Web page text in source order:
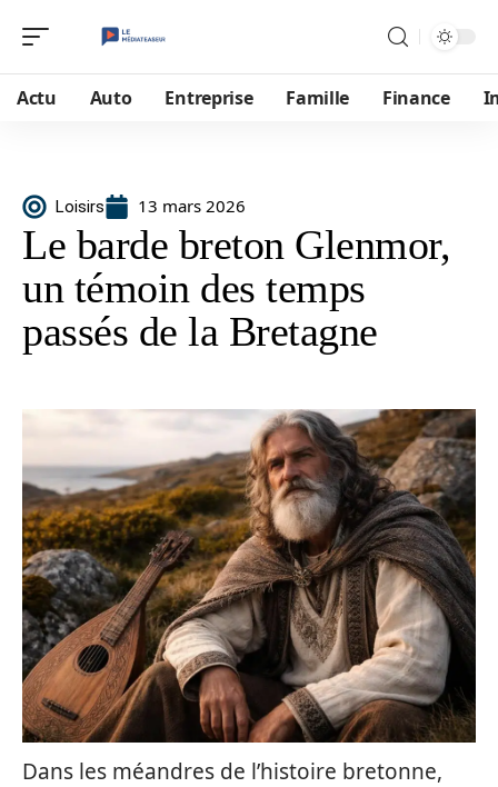
Actu Auto Entreprise Famille Finance
Loisirs 13 mars 2026
Le barde breton Glenmor,
un témoin des temps
passés de la Bretagne
Dans les méandres de l’histoire bretonne,